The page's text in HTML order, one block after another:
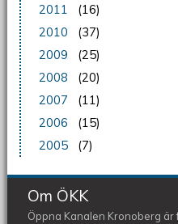
2011
(16)
2010
(37)
2009
(25)
2008
(20)
2007
(11)
2006
(15)
2005
(7)
Om ÖKK
Öppna Kanalen Kronoberg